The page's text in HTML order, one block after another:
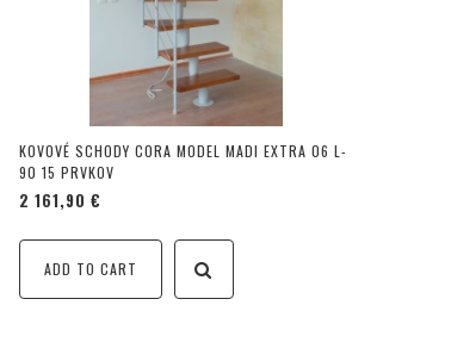
KOVOVÉ SCHODY CORA MODEL MADI EXTRA 06 L-
90 15 PRVKOV
2 161,90 €
ADD TO CART